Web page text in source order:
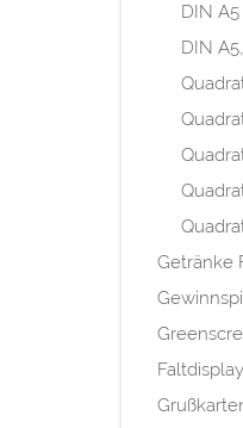
DIN
DIN
Getränke